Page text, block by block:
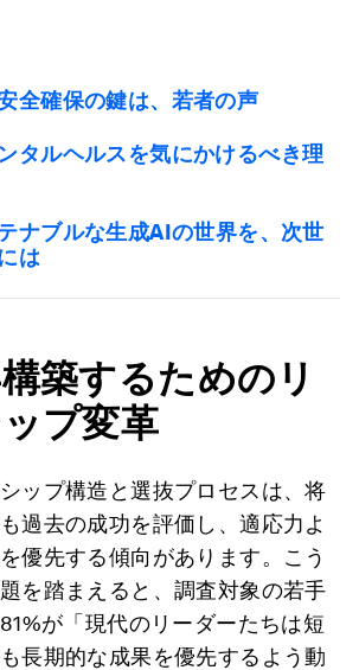
全確保の鍵は、若者の声
タルヘルスを気にかけるべき理
ナブルな生成AIの世界を、次世
は
築するためのリ
プ変革
ップ構造と選抜プロセスは、将
過去の成功を評価し、適応力よ
優先する傾向があります。こう
を踏まえると、調査対象の若手
が「現代のリーダーたちは短
長期的な成果を優先するよう動